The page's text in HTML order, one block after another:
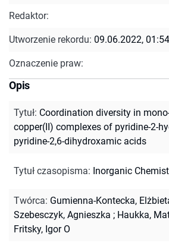
Redaktor:
Utworzenie rekordu: 09.06.2022, 01:54
Oznaczenie praw:
Opis
Tytuł: Coordination diversity in
copper(II) complexes of pyridine-2-
pyridine-2,6-dihydroxamic acids
Tytuł czasopisma: Inorganic
Twórca: Gumienna-Kontecka,
Szebesczyk, Agnieszka ; Haukka,
Fritsky, Igor O